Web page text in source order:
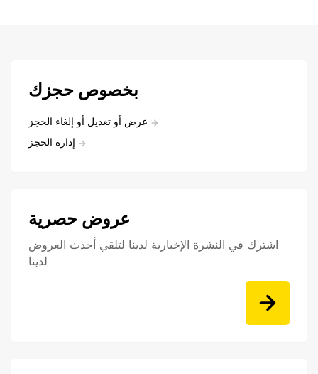
بخصوص حجزك
عرض أو تعديل أو إلغاء الحجز
إدارة الحجز
عروض حصرية
اشترك في النشرة الإخبارية لدينا لتلقي أحدث العروض
لدينا